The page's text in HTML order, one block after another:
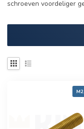
schroeven voordeliger